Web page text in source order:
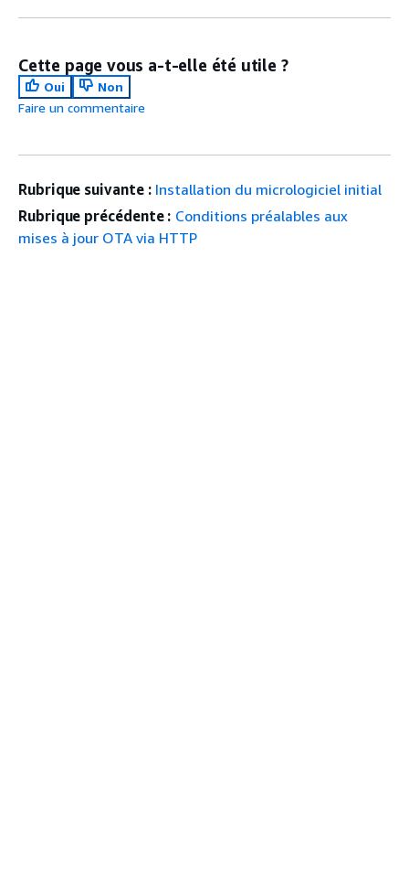
Cette page vous a-t-elle été utile ?
Oui
Non
Faire un commentaire
Rubrique suivante : Installation du micrologiciel initial
Rubrique précédente : Conditions préalables aux
mises à jour OTA via HTTP